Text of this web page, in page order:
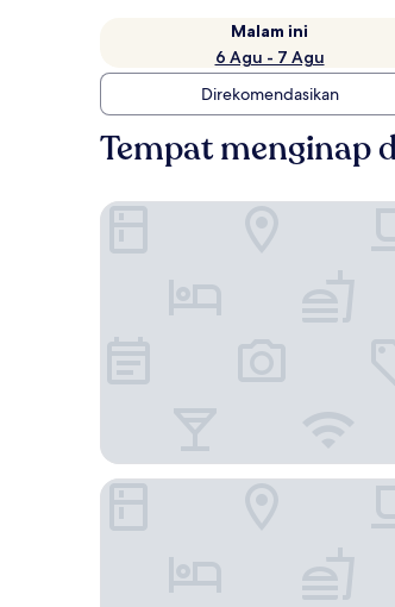
Malam ini
6 Agu - 7 Agu
Direkomendasikan
Tempat menginap
The Orient Jakarta, a Royal
Hotel Indonesia Kempinski Jakarta